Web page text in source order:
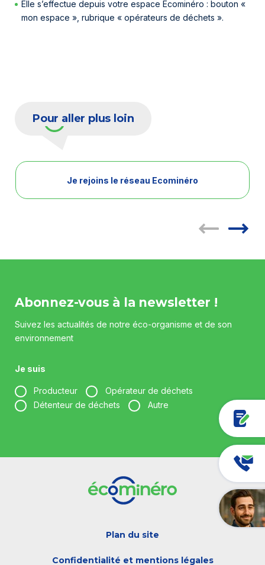
Elle s’effectue depuis votre espace Ecominéro : bouton «
mon espace », rubrique « opérateurs de déchets ».
Pour aller plus loin
Je rejoins le réseau Ecominéro
Abonnez-vous à la newsletter !
Suivez les actualités de notre éco-organisme et de son
environnement
Je suis
Producteur
Opérateur de déchets
Détenteur de déchets
Autre
Votre fonction *
Plan du site
Confidentialité et mentions légales